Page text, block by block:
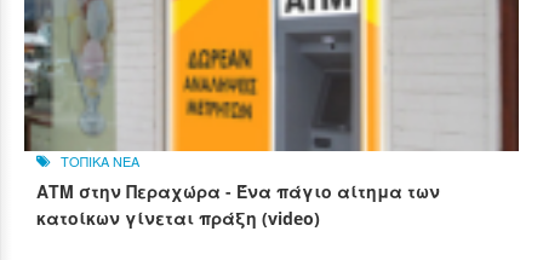
ΤΟΠΙΚΑ ΝΕΑ
ΑΤΜ στην Περαχώρα - Ένα πάγιο αίτημα των
κατοίκων γίνεται πράξη (video)